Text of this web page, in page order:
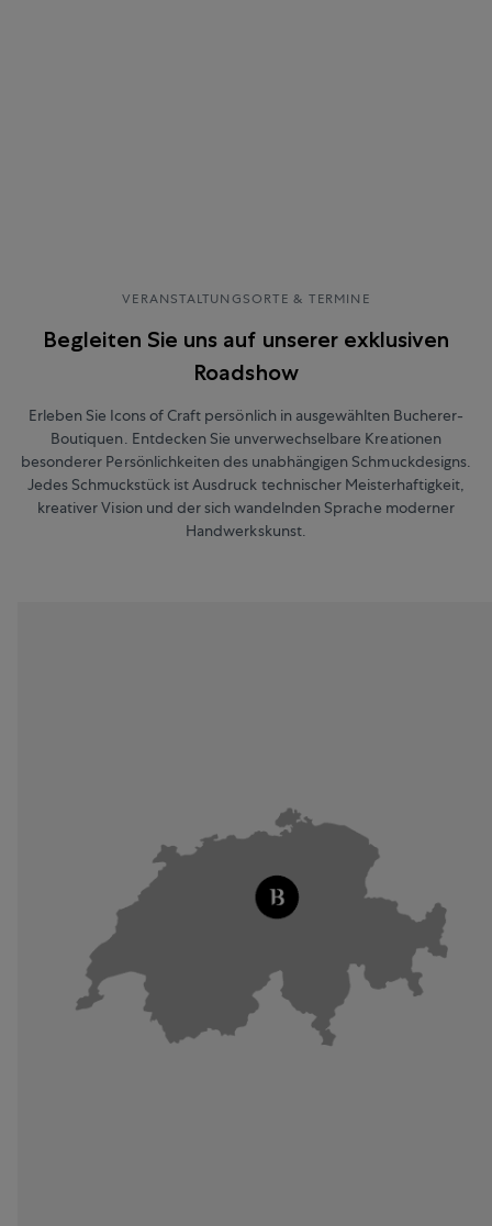
VERANSTALTUNGSORTE & TERMINE
Begleiten Sie uns auf unserer exklusiven
Roadshow
Erleben Sie Icons of Craft persönlich in ausgewählten Bucherer-
Boutiquen. Entdecken Sie unverwechselbare Kreationen
besonderer Persönlichkeiten des unabhängigen Schmuckdesigns.
Jedes Schmuckstück ist Ausdruck technischer Meisterhaftigkeit,
kreativer Vision und der sich wandelnden Sprache moderner
Handwerkskunst.